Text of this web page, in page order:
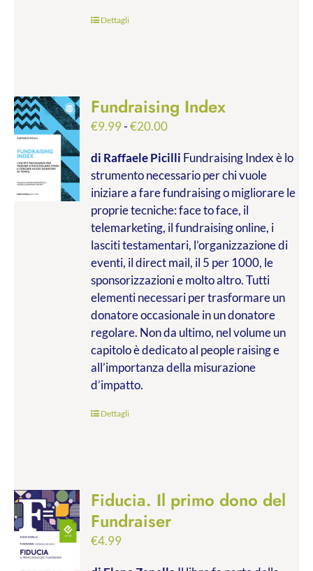
Dettagli
Fundraising Index
€9.99-€20.00Fascia
prezzo:
da
€9.99
a
€20.00
di Raffaele Picilli Fundraising Index è lo
strumento necessario per chi vuole
iniziare a fare fundraising o migliorare le
proprie tecniche: face to face, il
telemarketing, il fundraising online, i
lasciti testamentari, l’organizzazione di
eventi, il direct mail, il 5 per 1000, le
sponsorizzazioni e molto altro. Tutti
elementi necessari per trasformare un
donatore occasionale in un donatore
regolare. Non da ultimo, nel volume un
capitolo è dedicato al people raising e
all’importanza della misurazione
d’impatto.
Dettagli
Fiducia. Il primo dono del
Fundraiser
€4.99